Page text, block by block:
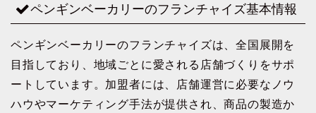
ペンギンベーカリーのフランチャイズ基本情報
ペンギンベーカリーのフランチャイズは、全国展開を
目指しており、地域ごとに愛される店舗づくりをサポ
ートしています。加盟者には、店舗運営に必要なノウ
ハウやマーケティング手法が提供され、商品の製造か